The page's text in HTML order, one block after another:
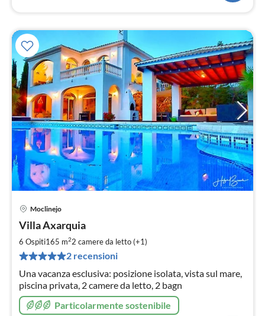
Moclinejo
Villa Axarquia
6 Ospiti165 m22 camere da letto (+1)
2 recensioni
Una vacanza esclusiva: posizione isolata, vista sul mare,
piscina privata, 2 camere da letto, 2 bagn
Particolarmente sostenibile